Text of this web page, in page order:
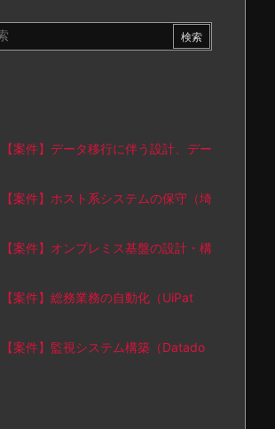
【案件】データ移行に伴う設計、デー
【案件】ホスト系システムの保守（埼
【案件】オンプレミス基盤の設計・構
【案件】総務業務の自動化（UiPat
【案件】監視システム構築（Datado